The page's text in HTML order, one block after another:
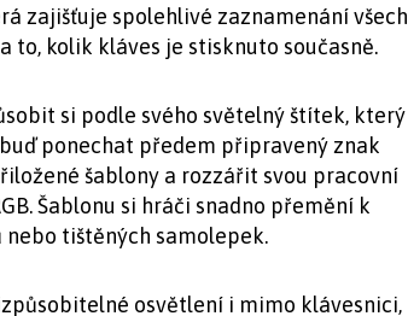
zajišťuje spolehlivé zaznamenání všech
to, kolik kláves je stisknuto současně.
si podle svého světelný štítek, který
ponechat předem připravený znak
šablony a rozzářit svou pracovní
Šablonu si hráči snadno přemění k
tištěných samolepek.
osvětlení i mimo klávesnici,